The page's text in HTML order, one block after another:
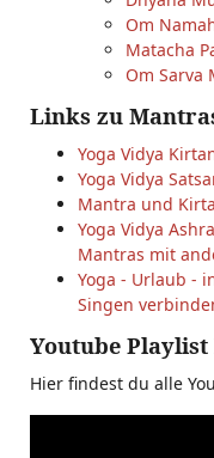
Om
Matacha
Om Sarva
Links zu
Yoga Vidya
Yoga Vidya
Mantra und
Yoga Vidya
Mantras mit
Yoga - Urlaub -
Singen
Youtube
Hier findest du alle